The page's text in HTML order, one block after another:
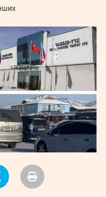
ТӨВ
ZUUNII
MEDEE
WEEKLY